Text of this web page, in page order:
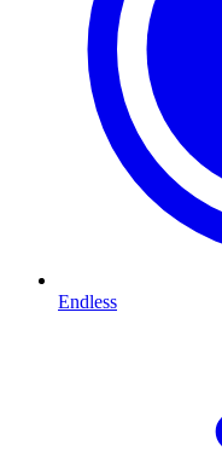
Endless